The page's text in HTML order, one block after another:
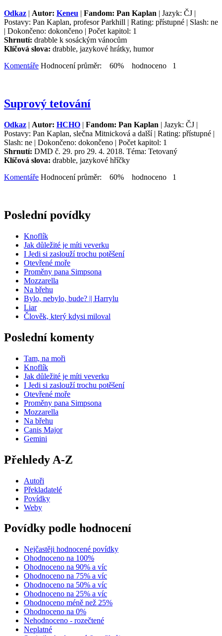
Odkaz | Autor: Keneu | Fandom: Pan Kaplan | Jazyk: ČJ |
Postavy: Pan Kaplan, profesor Parkhill | Rating: přístupné | Slash: ne
| Dokončeno: dokončeno | Počet kapitol: 1
Shrnutí: drabble k sosáckým vánocům
Klíčová slova: drabble, jazykové hrátky, humor
Komentáře Hodnocení průměr: 60% hodnoceno 1
Suprový tetování
Odkaz | Autor: HCHO | Fandom: Pan Kaplan | Jazyk: ČJ |
Postavy: Pan Kaplan, slečna Mitnicková a další | Rating: přístupné |
Slash: ne | Dokončeno: dokončeno | Počet kapitol: 1
Shrnutí: DMD č. 29. pro 29. 4. 2018. Téma: Tetovaný
Klíčová slova: drabble, jazykové hříčky
Komentáře Hodnocení průměr: 60% hodnoceno 1
Poslední povídky
Knoflík
Jak důležité je míti veverku
I Jedi si zaslouží trochu potěšení
Otevřené moře
Proměny pana Simpsona
Mozzarella
Na břehu
Bylo, nebylo, bude? || Harrylu
Liar
Člověk, který kdysi miloval
Poslední komenty
Tam, na moři
Knoflík
Jak důležité je míti veverku
I Jedi si zaslouží trochu potěšení
Otevřené moře
Proměny pana Simpsona
Mozzarella
Na břehu
Canis Major
Gemini
Přehledy A-Z
Autoři
Překladatelé
Povídky
Weby
Povídky podle hodnocení
Nejčastěji hodnocené povídky
Ohodnoceno na 100%
Ohodnoceno na 90% a víc
Ohodnoceno na 75% a víc
Ohodnoceno na 50% a víc
Ohodnoceno na 25% a víc
Ohodnoceno méně než 25%
Ohodnoceno na 0%
Nehodnoceno - rozečtené
Neplatné